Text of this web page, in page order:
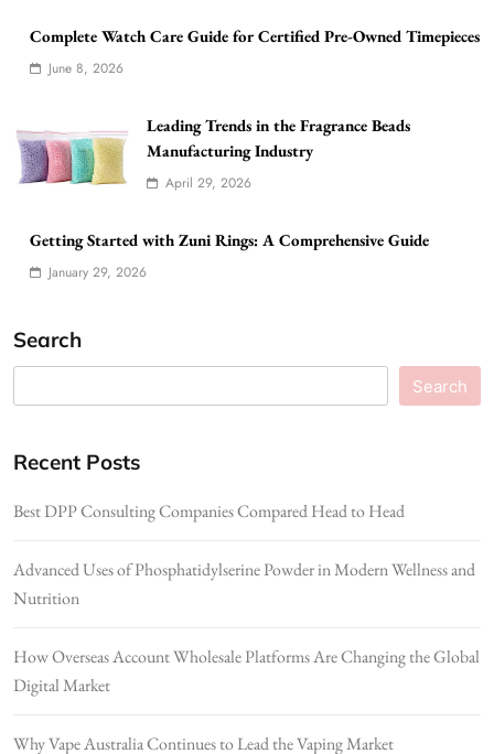
Complete Watch Care Guide for Certified Pre-Owned Timepieces
June 8, 2026
Leading Trends in the Fragrance Beads
Manufacturing Industry
April 29, 2026
Getting Started with Zuni Rings: A Comprehensive Guide
January 29, 2026
Search
Search
Recent Posts
Best DPP Consulting Companies Compared Head to Head
Advanced Uses of Phosphatidylserine Powder in Modern Wellness and
Nutrition
How Overseas Account Wholesale Platforms Are Changing the Global
Digital Market
Why Vape Australia Continues to Lead the Vaping Market